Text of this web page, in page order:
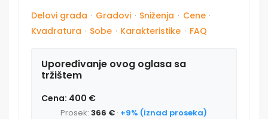
Delovi grada · Gradovi · Sniženja · Cene ·
Kvadratura · Sobe · Karakteristike · FAQ
Upoređivanje ovog oglasa sa
tržištem
Cena: 400 €
Prosek: 366 € · +9% (iznad proseka)